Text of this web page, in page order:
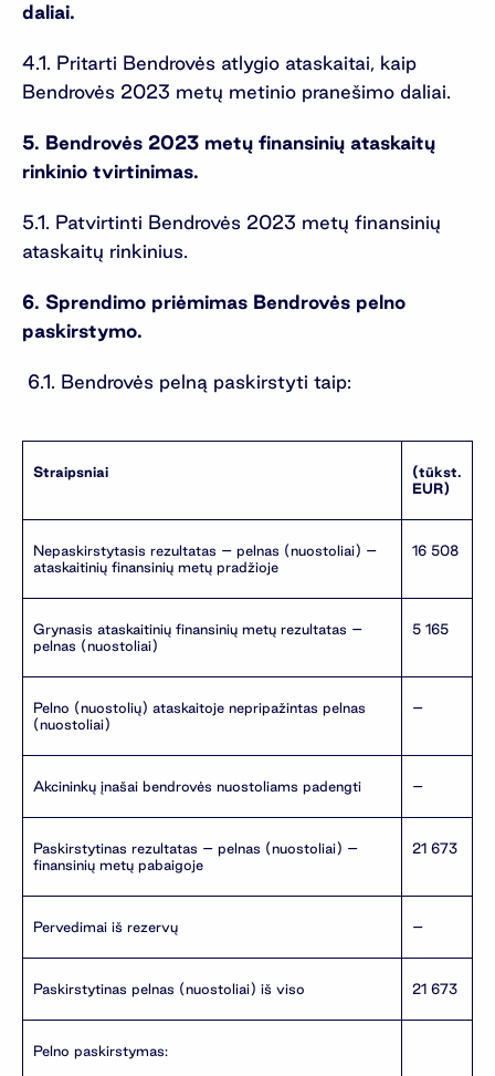
daliai.
4.1. Pritarti Bendrovės atlygio ataskaitai, kaip
Bendrovės 2023 metų metinio pranešimo daliai.
5. Bendrovės 2023 metų finansinių ataskaitų
rinkinio tvirtinimas.
5.1. Patvirtinti Bendrovės 2023 metų finansinių
ataskaitų rinkinius.
6. Sprendimo priėmimas Bendrovės pelno
paskirstymo.
6.1. Bendrovės pelną paskirstyti taip:
Straipsniai
(tūkst.
EUR)
Nepaskirstytasis rezultatas – pelnas (nuostoliai) –
ataskaitinių finansinių metų pradžioje
16 508
Grynasis ataskaitinių finansinių metų rezultatas –
pelnas (nuostoliai)
5 165
Pelno (nuostolių) ataskaitoje nepripažintas pelnas
(nuostoliai)
–
Akcininkų įnašai bendrovės nuostoliams padengti –
Paskirstytinas rezultatas – pelnas (nuostoliai) –
finansinių metų pabaigoje
21 673
Pervedimai iš rezervų –
Paskirstytinas pelnas (nuostoliai) iš viso 21 673
Pelno paskirstymas: